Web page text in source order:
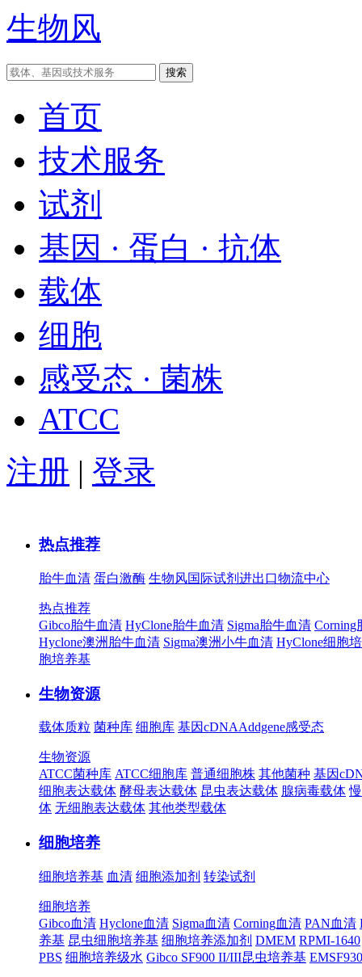
生物风
首页
技术服务
试剂
基因 · 蛋白 · 抗体
载体
细胞
感受态 · 菌株
ATCC
注册 | 登录
热点推荐
胎牛血清 蛋白激酶 生物风国际试剂进出口物流中心
热点推荐
Gibco胎牛血清 HyClone胎牛血清 Sigma胎牛血清 Corning
Hyclone澳洲胎牛血清 Sigma澳洲小牛血清 HyClone细胞
胞培养基
生物资源
载体质粒 菌种库 细胞库 基因cDNAAddgene感受态
生物资源
ATCC菌种库 ATCC细胞库 普通细胞株 其他菌种 基因
细胞表达载体 酵母表达载体 昆虫表达载体 腺病毒载体
体 无细胞表达载体 其他类型载体
细胞培养
细胞培养基 血清 细胞添加剂 转染试剂
细胞培养
Gibco血清 Hyclone血清 Sigma血清 Corning血清 PAN血清
养基 昆虫细胞培养基 细胞培养添加剂 DMEM RPMI-1640
PBS 细胞培养级水 Gibco SF900 II/III昆虫培养基